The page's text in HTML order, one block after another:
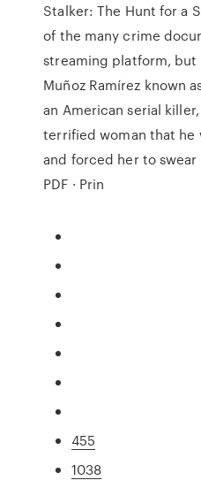
Stalker: The Hunt for a
of the many crime
streaming platform, but
Muñoz Ramírez known
an American serial
terrified woman that he
and forced her to
PDF · Prin
455
1038